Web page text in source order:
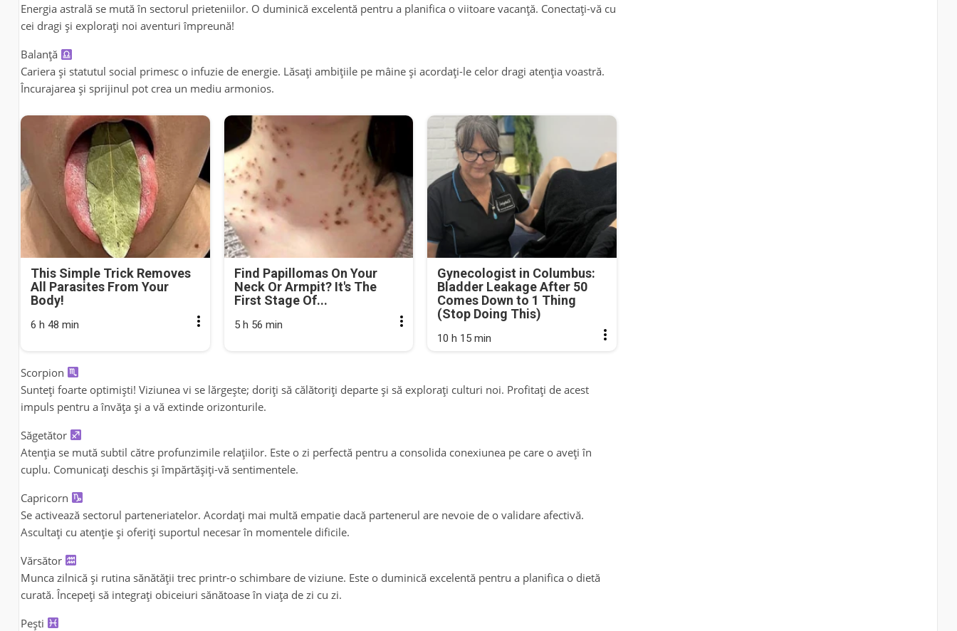
Energia astrală se mută în sectorul prieteniilor. O duminică excelentă pentru a planifica o viitoare vacanță. Conectați-vă cu
cei dragi și explorați noi aventuri împreună!
Balanță
Cariera și statutul social primesc o infuzie de energie. Lăsați ambițiile pe mâine și acordați-le celor dragi atenția voastră.
Încurajarea și sprijinul pot crea un mediu armonios.
This Simple Trick Removes
All Parasites From Your
Body!
6 h 48 min
Find Papillomas On Your
Neck Or Armpit? It's The
First Stage Of...
5 h 56 min
Gynecologist in Columbus:
Bladder Leakage After 50
Comes Down to 1 Thing
(Stop Doing This)
10 h 15 min
Scorpion
Sunteți foarte optimiști! Viziunea vi se lărgește; doriți să călătoriți departe și să explorați culturi noi. Profitați de acest
impuls pentru a învăța și a vă extinde orizonturile.
Săgetător
Atenția se mută subtil către profunzimile relațiilor. Este o zi perfectă pentru a consolida conexiunea pe care o aveți în
cuplu. Comunicați deschis și împărtășiți-vă sentimentele.
Capricorn
Se activează sectorul parteneriatelor. Acordați mai multă empatie dacă partenerul are nevoie de o validare afectivă.
Ascultați cu atenție și oferiți suportul necesar în momentele dificile.
Vărsător
Munca zilnică și rutina sănătății trec printr-o schimbare de viziune. Este o duminică excelentă pentru a planifica o dietă
curată. Începeți să integrați obiceiuri sănătoase în viața de zi cu zi.
Pești